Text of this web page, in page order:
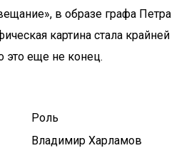
в образе графа Петра
картина стала крайней
это еще не конец.
Роль
Владимир Харламов